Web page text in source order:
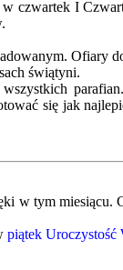
I
Ofiary
świątyni.
się jak
w tym
piątek Uroczystość